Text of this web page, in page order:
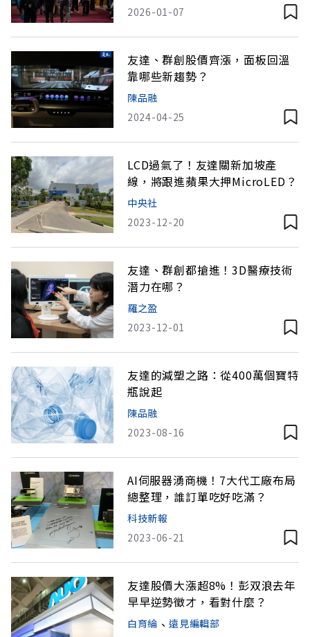
2026-01-07
友達、群創股價齊漲，面板回溫
靠哪些新趨勢？
陳品融
2024-04-25
LCD過氣了！友達關新加坡產
線，將跟進蘋果大押MicroLED？
中央社
2023-12-20
友達、群創都搶進！3D醫療技術
潛力在哪？
羅之盈
2023-12-01
友達的減塑之路：從400萬個寶特
瓶說起
陳品融
2023-08-16
AI伺服器湧商機！7大代工廠布局
總整理，誰訂單吃好吃滿？
科技新報
2023-06-21
友達股價大漲超8%！彭双浪去年
早早逆勢徵才，看對什麼？
白育綸 、遠見編輯部